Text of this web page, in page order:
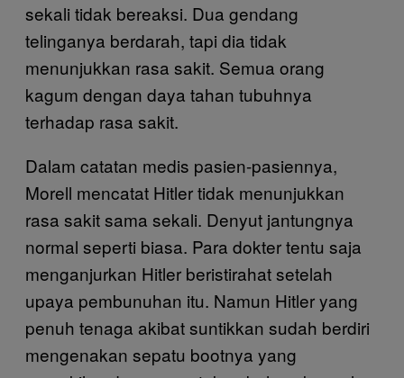
sekali tidak bereaksi. Dua gendang
telinganya berdarah, tapi dia tidak
menunjukkan rasa sakit. Semua orang
kagum dengan daya tahan tubuhnya
terhadap rasa sakit.
Dalam catatan medis pasien-pasiennya,
Morell mencatat Hitler tidak menunjukkan
rasa sakit sama sekali. Denyut jantungnya
normal seperti biasa. Para dokter tentu saja
menganjurkan Hitler beristirahat setelah
upaya pembunuhan itu. Namun Hitler yang
penuh tenaga akibat suntikkan sudah berdiri
mengenakan sepatu bootnya yang